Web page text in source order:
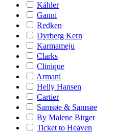
Kähler
Ganni
Redken
Dyrberg Kern
Karmameju
Clarks
Clinique
Armani
Helly Hansen
Cartier
Samsøe & Samsøe
By Malene Birger
Ticket to Heaven